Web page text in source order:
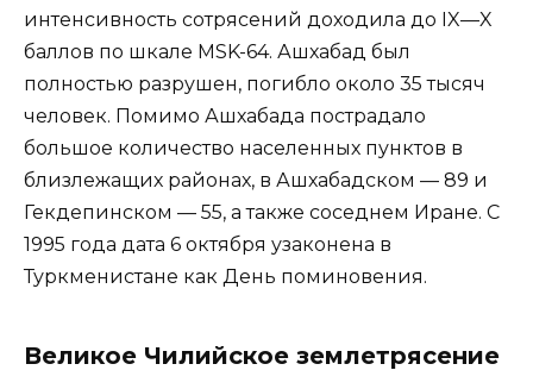
интенсивность сотрясений доходила до IX—X
баллов по шкале MSK-64. Ашхабад был
полностью разрушен, погибло около 35 тысяч
человек. Помимо Ашхабада пострадало
большое количество населенных пунктов в
близлежащих районах, в Ашхабадском — 89 и
Гекдепинском — 55, а также соседнем Иране. С
1995 года дата 6 октября узаконена в
Туркменистане как День поминовения.
Великое Чилийское землетрясение